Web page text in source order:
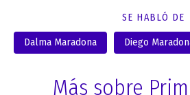
SE HABLÓ DE
Dalma Maradona Diego
Más sobre